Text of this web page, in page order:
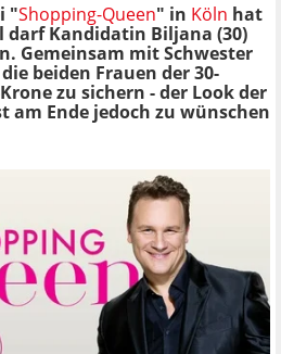
"Shopping-Queen" in Köln hat
darf Kandidatin Biljana (30)
Gemeinsam mit Schwester
beiden Frauen der 30-
zu sichern - der Look der
am Ende jedoch zu wünschen